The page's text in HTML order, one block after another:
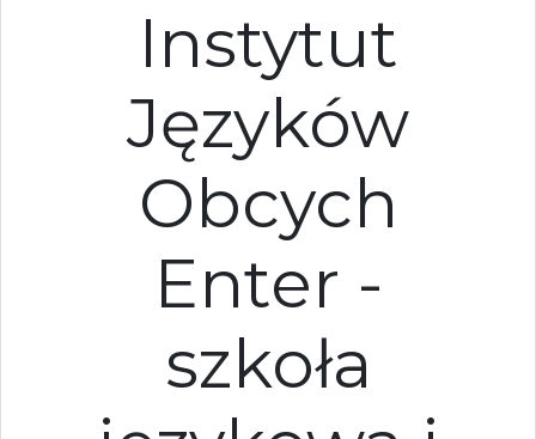
Instytut
Języków
Obcych
Enter -
szkoła